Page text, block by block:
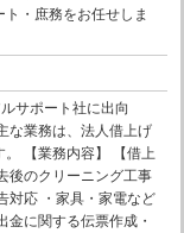
・庶務をお任せしま
サポート社に出向
な業務は、法人借上げ
【業務内容】 【借上
後のクリーニング工事
対応 ・家具・家電など
金に関する伝票作成・